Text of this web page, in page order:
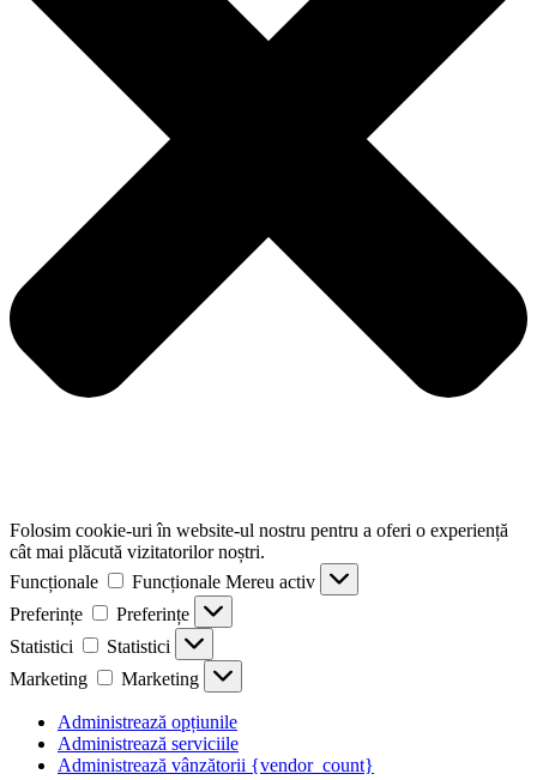
Folosim cookie-uri în website-ul nostru pentru a oferi o experiență
cât mai plăcută vizitatorilor noștri.
Funcționale
Funcționale Mereu activ
Preferințe
Preferințe
Statistici
Statistici
Marketing
Marketing
Administrează opțiunile
Administrează serviciile
Administrează vânzătorii {vendor_count}